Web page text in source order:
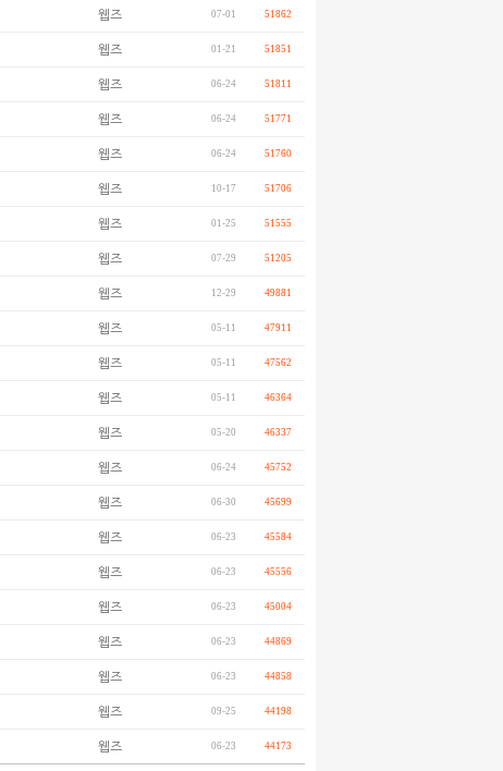
웹즈 07-01 51862
웹즈 01-21 51851
웹즈 06-24 51811
웹즈 06-24 51771
웹즈 06-24 51760
웹즈 10-17 51706
웹즈 01-25 51555
웹즈 07-29 51205
웹즈 12-29 49881
웹즈 05-11 47911
웹즈 05-11 47562
웹즈 05-11 46364
웹즈 05-20 46337
웹즈 06-24 45752
웹즈 06-30 45699
웹즈 06-23 45584
웹즈 06-23 45556
웹즈 06-23 45004
웹즈 06-23 44869
웹즈 06-23 44858
웹즈 09-25 44198
웹즈 06-23 44173